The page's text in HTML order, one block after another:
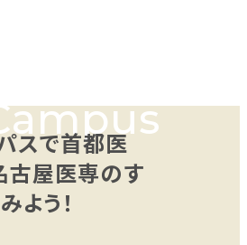
スで首都医
古屋医専のす
よう！